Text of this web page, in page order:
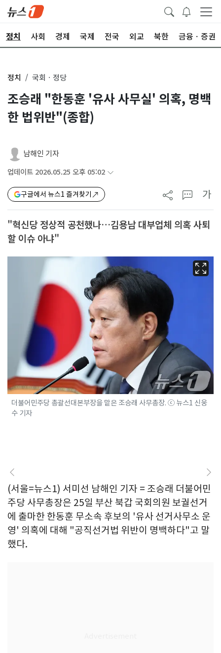
정치 사회 경제 국제 전국 외교 북한 금융ㆍ증권
정치 국회ㆍ정당
조승래 "한동훈 '유사 사무실' 의혹, 명백
한 법위반"(종합)
남해인 기자
업데이트 2026.05.25 오후 05:02
구글에서 뉴스1 즐겨찾기 가
"혁신당 정상적 공천했나…김용남 대부업체 의혹 사퇴
할 이슈 아냐"
더불어민주당 총괄선대본부장을 맡은 조승래 사무총장. ⓒ 뉴스1 신웅
수 기자
(서울=뉴스1) 서미선 남해인 기자 = 조승래 더불어민
주당 사무총장은 25일 부산 북갑 국회의원 보궐선거
에 출마한 한동훈 무소속 후보의 '유사 선거사무소 운
영' 의혹에 대해 "공직선거법 위반이 명백하다"고 말
했다.